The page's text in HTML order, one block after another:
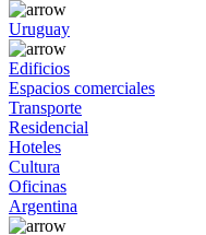
Uruguay
Edificios
Espacios comerciales
Transporte
Residencial
Hoteles
Cultura
Oficinas
Argentina